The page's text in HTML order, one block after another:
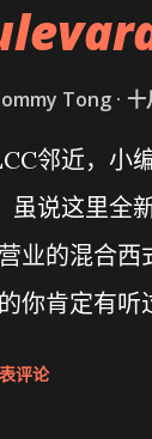
Tong 十
邻近，小
虽说这里全
业的混合
你肯定有听
评论